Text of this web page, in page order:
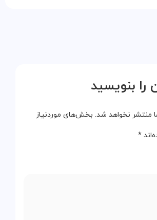
را بنویسید
منتشر نخواهد شد. بخش‌های موردنیاز
*